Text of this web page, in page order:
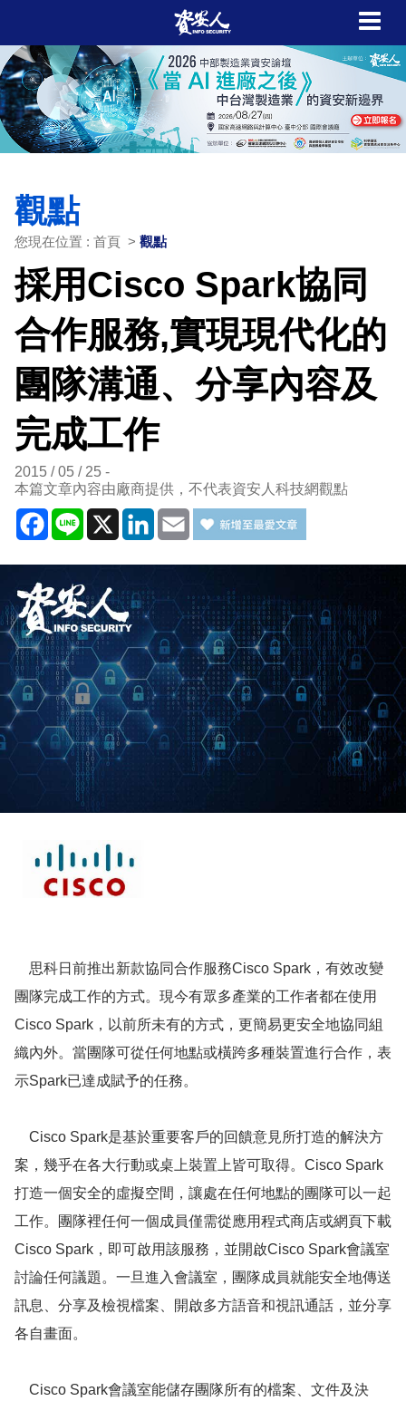
觀點
您現在位置 : 首頁 > 觀點
採用Cisco Spark協同
合作服務,實現現代化的
團隊溝通、分享內容及
完成工作
2015 / 05 / 25
本篇文章內容由廠商提供，不代表資安人科技網觀點
Facebook
Line X LinkedIn
Email
思科日前推出新款協同合作服務Cisco Spark，有效改變
團隊完成工作的方式。現今有眾多產業的工作者都在使用
Cisco Spark，以前所未有的方式，更簡易更安全地協同組
織內外。當團隊可從任何地點或橫跨多種裝置進行合作，表
示Spark已達成賦予的任務。
Cisco Spark是基於重要客戶的回饋意見所打造的解決方
案，幾乎在各大行動或桌上裝置上皆可取得。Cisco Spark
打造一個安全的虛擬空間，讓處在任何地點的團隊可以一起
工作。團隊裡任何一個成員僅需從應用程式商店或網頁下載
Cisco Spark，即可啟用該服務，並開啟Cisco Spark會議室
討論任何議題。一旦進入會議室，團隊成員就能安全地傳送
訊息、分享及檢視檔案、開啟多方語音和視訊通話，並分享
各自畫面。
Cisco Spark會議室能儲存團隊所有的檔案、文件及決